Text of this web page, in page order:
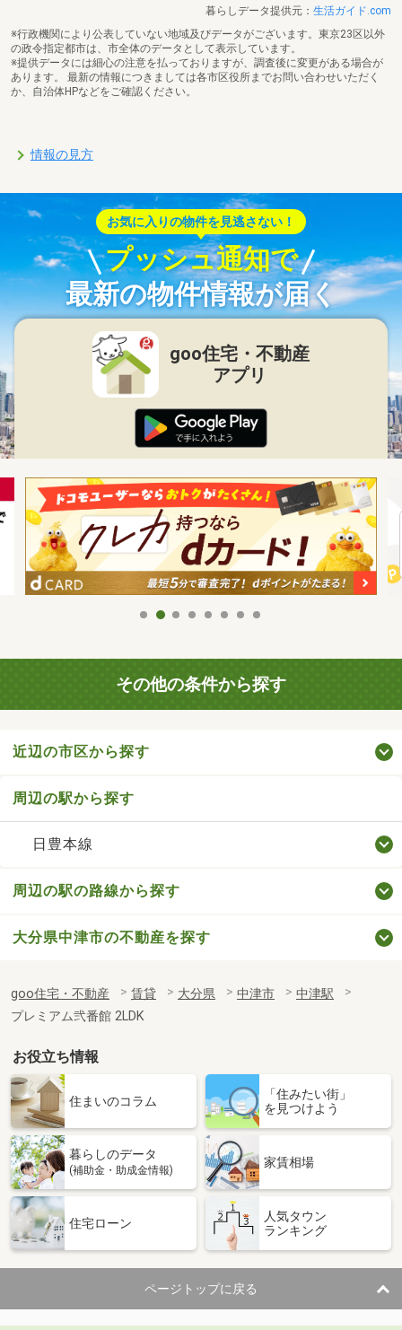
暮らしデータ提供元： 生活ガイド.com
※行政機関により公表していない地域及びデータがございます。東京23区以外
の政令指定都市は、市全体のデータとして表示しています。
※提供データには細心の注意を払っておりますが、調査後に変更がある場合が
あります。 最新の情報につきましては各市区役所までお問い合わせいただく
か、自治体HPなどをご確認ください。
情報の見方
お気に入りの物件を見逃さない！
プッシュ通知で
最新の物件情報が届く
goo住宅・不動産
アプリ
その他の条件から探す
近辺の市区から探す
周辺の駅から探す
日豊本線
周辺の駅の路線から探す
大分県中津市の不動産を探す
goo住宅・不動産 賃貸 大分県 中津市
中津駅
プレミアム弐番館 2LDK
お役立ち情報
住まいのコラム
「住みたい街」
を見つけよう
暮らしのデータ
(補助金・助成金情報)
家賃相場
住宅ローン
人気タウン
ランキング
ページトップに戻る